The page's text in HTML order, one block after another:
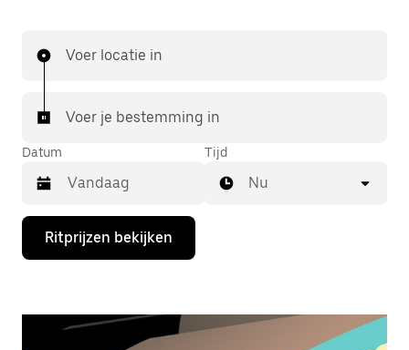
Voer locatie in
Voer je bestemming in
Datum
Druk
de
Tijd
Nu
Ritprijzen bekijken